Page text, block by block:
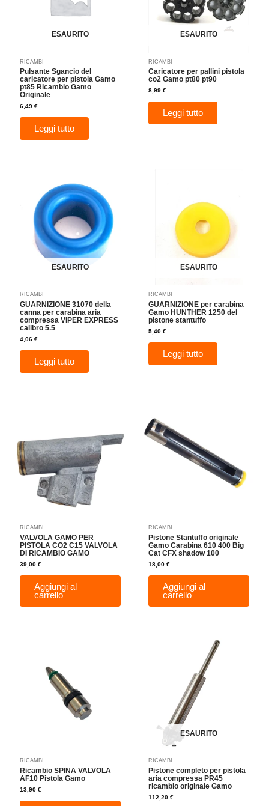
ESAURITO
RICAMBI
Pulsante Sgancio del
caricatore per pistola Gamo
pt85 Ricambio Gamo
Originale
6,49€
Leggi tutto
ESAURITO
RICAMBI
Caricatore per pallini pistola
co2 Gamo pt80 pt90
8,99€
Leggi tutto
ESAURITO
RICAMBI
GUARNIZIONE 31070 della
canna per carabina aria
compressa VIPER EXPRESS
calibro 5.5
4,06€
Leggi tutto
ESAURITO
RICAMBI
GUARNIZIONE per carabina
Gamo HUNTHER 1250 del
pistone stantuffo
5,40€
Leggi tutto
RICAMBI
VALVOLA GAMO PER
PISTOLA CO2 C15 VALVOLA
DI RICAMBIO GAMO
39,00€
Aggiungi al
carrello
RICAMBI
Pistone Stantuffo originale
Gamo Carabina 610 400 Big
Cat CFX shadow 100
18,00€
Aggiungi al
carrello
RICAMBI
Ricambio SPINA VALVOLA
AF10 Pistola Gamo
13,90€
ESAURITO
RICAMBI
Pistone completo per pistola
aria compressa PR45
ricambio originale Gamo
112,20€